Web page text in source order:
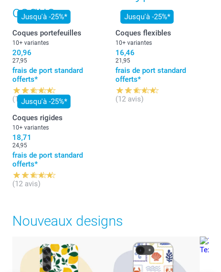
coque
Jusqu'à -25%*
Coques portefeuilles
10+ variantes
20,96
27,95
frais de port standard
offerts*
(12 avis)
Jusqu'à -25%*
Coques flexibles
10+ variantes
16,46
21,95
frais de port standard
offerts*
(12 avis)
Jusqu'à -25%*
Coques rigides
10+ variantes
18,71
24,95
frais de port standard
offerts*
(12 avis)
Nouveaux designs